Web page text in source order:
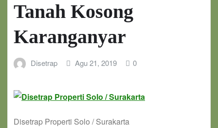
Tanah Kosong
Karanganyar
Disetrap Agu 21, 2019 0
Disetrap Properti Solo / Surakarta